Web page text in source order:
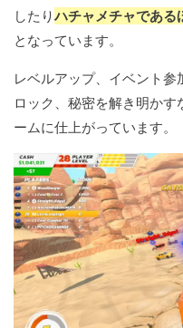
したりハチャメチャである
となっています。
レベルアップ、イベント
ロック、秘密を解き明か
ームに仕上がっています。